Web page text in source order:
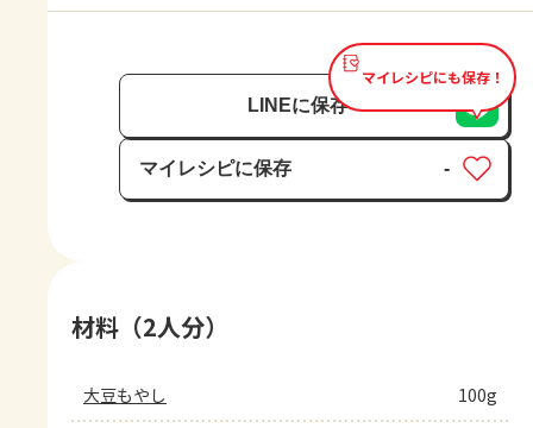
マイレシピにも保存！
LINEに保存
マイレシピに保存
保存済み
-
材料（2人分）
大豆もやし 100g